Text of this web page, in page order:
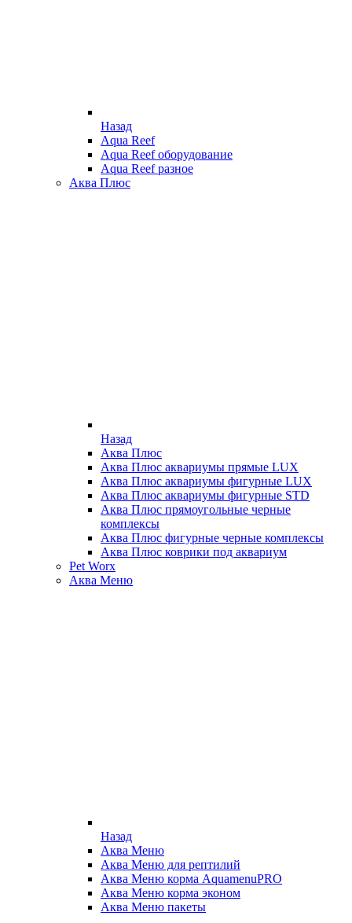
Назад
Aqua Reef
Aqua Reef оборудование
Aqua Reef разное
Аква Плюс
Назад
Аква Плюс
Аква Плюс аквариумы прямые LUX
Аква Плюс аквариумы фигурные LUX
Аква Плюс аквариумы фигурные STD
Аква Плюс прямоугольные черные
комплексы
Аква Плюс фигурные черные комплексы
Аква Плюс коврики под аквариум
Pet Worx
Аква Меню
Назад
Аква Меню
Аква Меню для рептилий
Аква Меню корма AquamenuPRO
Аква Меню корма эконом
Аква Меню пакеты